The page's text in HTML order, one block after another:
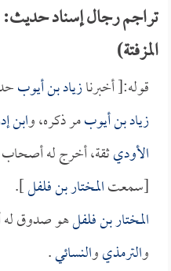
تراجم رجال إسناد
المزفتة)
قوله:[ أخبرنازياد بن أيوب
زياد بن أيوبمر ذكره، وابن
الأوديثقة، أخرج له
[سمعتالمختار بن فلفل].
المختار بن فلفلهو صدوق له
والترمذيوالنسائي.